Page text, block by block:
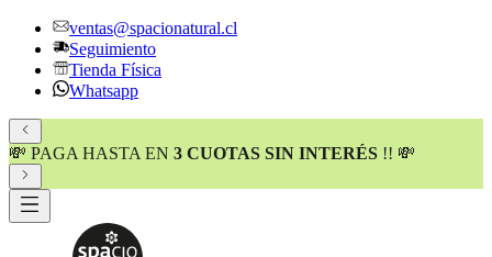
ventas@spacionatural.cl
Seguimiento
Tienda Física
Whatsapp
💸 PAGA HASTA EN 3 CUOTAS SIN INTERÉS !! 💸